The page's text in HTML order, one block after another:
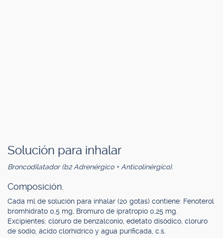
Solución para inhalar
Broncodilatador (b2 Adrenérgico + Anticolinérgico).
Composición.
Cada ml de solución para inhalar (20 gotas) contiene: Fenoterol
bromhidrato 0,5 mg, Bromuro de ipratropio 0,25 mg.
Excipientes: cloruro de benzalconio, edetato disódico, cloruro
de sodio, ácido clorhídrico y agua purificada, c.s.